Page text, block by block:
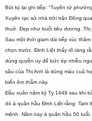
Bút ký lại ghi tiếp: "Tuyên từ
Xuyên tạc sử nhà trời trận Đông
thuở. Đẹp như buổi tiêu dương. Thị
Sau một thời giam dài tiếp xúc
chọn trước. Đinh Liệt thấy rõ ràng
dùng quyền uy để bức ép nhiều
sâu của Thị Anh là dùng máu cuả
biến êm thắm này.
Đầu xuân năm kỷ Tỵ 1449 sau khi
dò á quân hầu Đinh Liệt rằng: Tam
mệnh. Năm nay á quân hầu 50